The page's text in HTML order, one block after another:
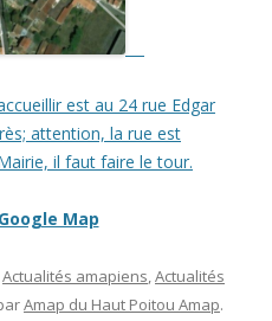
est au 24 rue Edgar
attention, la rue est
il faut faire le tour.
Map
Actualités amapiens,Actualités
Amap du Haut Poitou Amap.